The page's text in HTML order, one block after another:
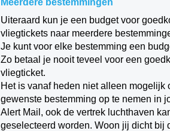
Meerdere bestemmingen
Uiteraard kun je een budget voor
vliegtickets naar meerdere
Je kunt voor elke bestemming een
Zo betaal je nooit teveel voor een
vliegticket.
Het is vanaf heden niet alleen mogelijk
gewenste bestemming op te nemen in
Alert Mail, ook de vertrek luchthaven
geselecteerd worden. Woon jij dicht bij